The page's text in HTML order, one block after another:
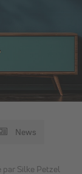
News
par Silke Petzel